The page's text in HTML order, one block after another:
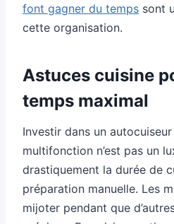
font gagner du temps sont
cette organisation.
Astuces cuisine
temps maximal
Investir dans un
multifonction n’est pas un
drastiquement la durée de
préparation manuelle. Les
mijoter pendant que